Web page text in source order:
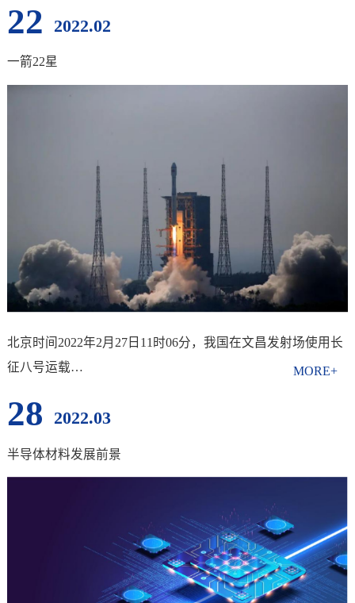
22 2022.02
一箭22星
北京时间2022年2月27日11时06分，我国在文昌发射场使用长
征八号运载…
28 2022.03
半导体材料发展前景